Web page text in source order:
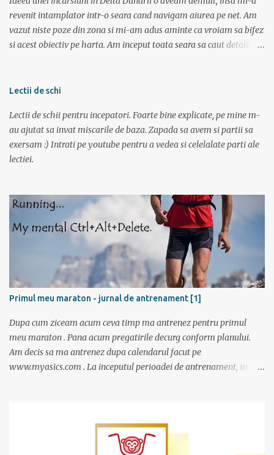
revenit intamplator intr-o seara cand navigam aiurea pe net. Am
vazut niste poze din zona si mi-am adus aminte ca vroiam sa bifez
si acest obiectiv pe harta. Am inceput toata seara sa caut detalii pe
monstrul” care a pus capac. Dupa superba tura in muntii Sureanu (
Bucuresti spre Tulcea cu acceleratul de la 5:40, pe care l-am prins la
mustata intrucat primul metrou vine la ora 5. Trenul a fost foarte
aglomerat, multa lume mergand la Sfantu Gheorghe unde luni
incepea festivalul de film Anonimul. Pe geam am vazut
una cu 3 persoane; spre norocul nostru toti se inghesuiau sa ia
bilete spre Sf. Gheorg...
Lectii de schi
Lectii de schii pentru incepatori. Foarte bine explicate, pe mine m-
au ajutat sa invat miscarile de baza. Zapada sa avem si partii sa
exersam :) Intrati pe youtube pentru a vedea si celelalate parti ale
lectiei.
Primul meu maraton - jurnal de antrenament [1]
Dupa cum ziceam acum ceva timp ma antrenez pentru primul
meu maraton . Pana acum pregatirile decurg conform planului.
Am decis sa ma antrenez dupa calendarul facut pe
www.myasics.com . La inceputul perioadei de antrenament, in
saptamana imi propun sa alerg (de doua ori), care sunt zilele
preferate de antrenament. Apoi site-ul mi-a generat un calendar